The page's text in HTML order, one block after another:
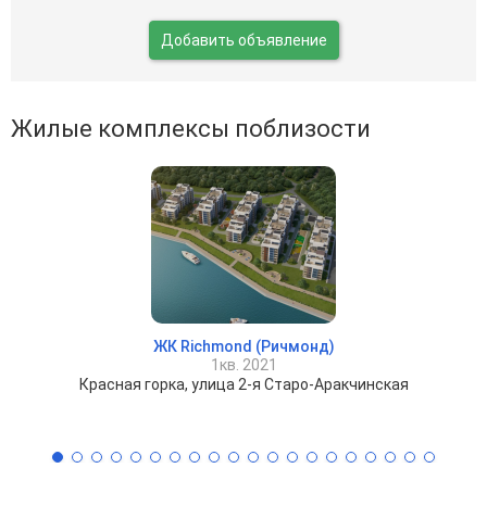
Добавить объявление
Жилые комплексы поблизости
ЖК Richmond (Ричмонд)
1кв. 2021
Красная горка, улица 2-я Старо-Аракчинская